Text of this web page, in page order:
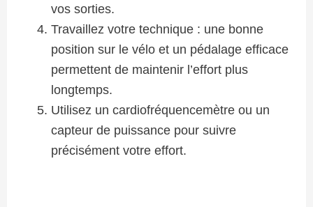
vos sorties.
Travaillez votre technique : une bonne
position sur le vélo et un pédalage efficace
permettent de maintenir l’effort plus
longtemps.
Utilisez un cardiofréquencemètre ou un
capteur de puissance pour suivre
précisément votre effort.